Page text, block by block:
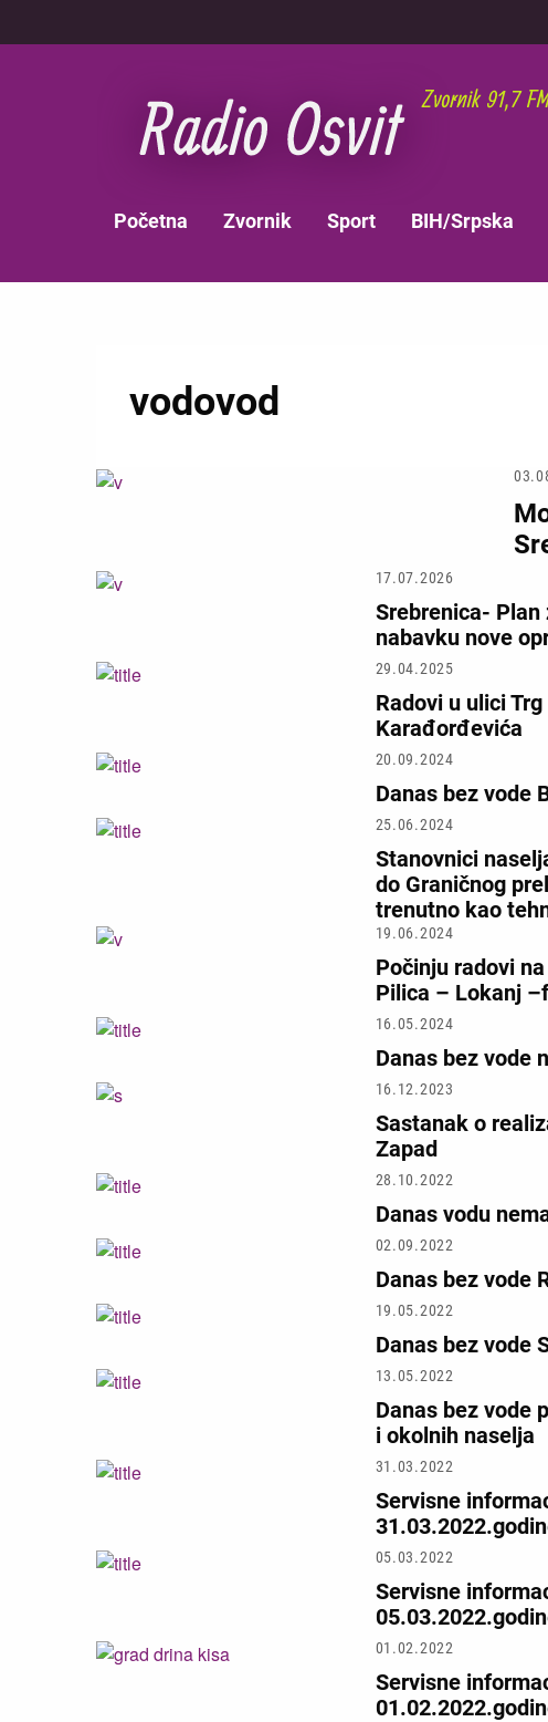
na
NAVIGATION
Početna Zvornik Sport BIH/Srpska
vodovod
17.07.2026
Srebrenica- Plan
nabavku nove
29.04.2025
Radovi u ulici
Karađorđevića
20.09.2024
Danas bez vode
25.06.2024
Stanovnici
do Graničnog
trenutno kao
19.06.2024
Počinju radovi
Pilica – Lokanj
16.05.2024
Danas bez vode
16.12.2023
Sastanak o
Zapad
28.10.2022
Danas vodu
02.09.2022
Danas bez vode
19.05.2022
Danas bez vode
13.05.2022
Danas bez vode
i okolnih naselja
31.03.2022
Servisne
05.03.2022
Servisne
01.02.2022
Servisne